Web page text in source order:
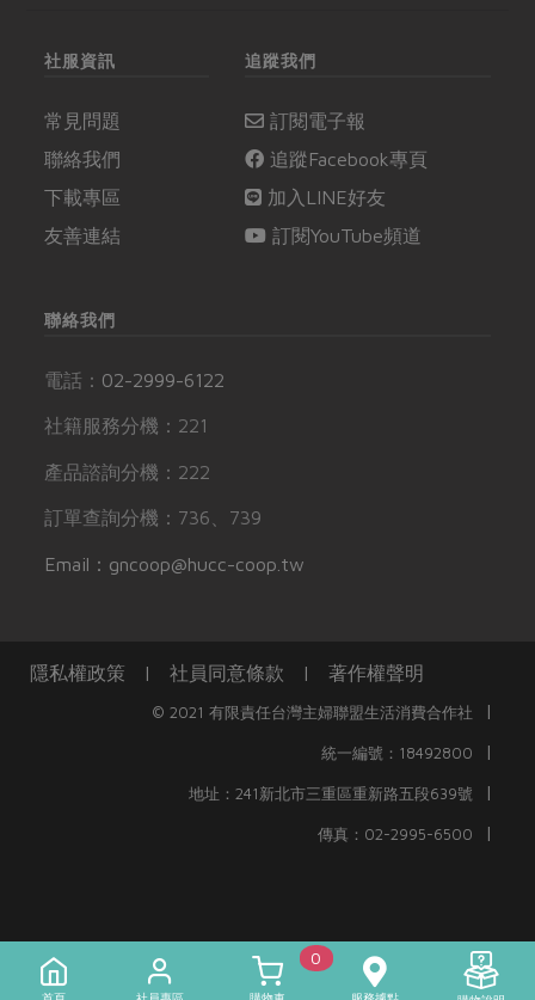
社服資訊
常見問題
聯絡我們
下載專區
友善連結
追蹤我們
訂閱電子報
追蹤Facebook專頁
加入LINE好友
訂閱YouTube頻道
聯絡我們
電話： 02-2999-6122
社籍服務分機：221
產品諮詢分機：222
訂單查詢分機：736、739
Email：gncoop@hucc-coop.tw
隱私權政策 | 社員同意條款 | 著作權聲明
© 2021 有限責任台灣主婦聯盟生活消費合作社 |
統一編號：18492800 |
地址：241新北市三重區重新路五段639號 |
傳真：02-2995-6500 |
0